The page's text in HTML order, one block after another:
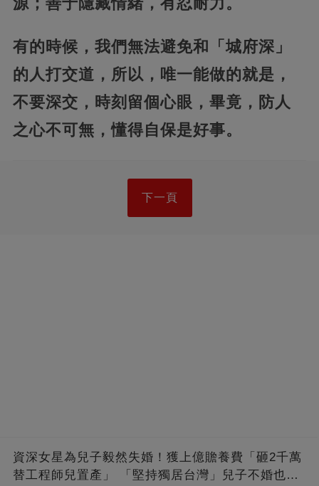
有的時候，我們無法避免和「城府深」
的人打交道，所以，唯一能做的就是，
不要深交，時刻留個心眼，畢竟，防人
之心不可無，懂得自保是好事。
下一頁
資深女星為兒子毅然失婚！獲上億贍養費「砸2千萬
替工程師兒置產」 「堅持獨居台灣」兒子不婚也支